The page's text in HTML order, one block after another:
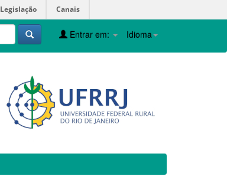
Legislação Canais
Idioma
Entrar em: